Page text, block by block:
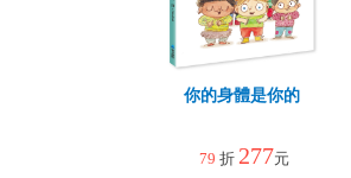
你的身體是你的
79 折 277元